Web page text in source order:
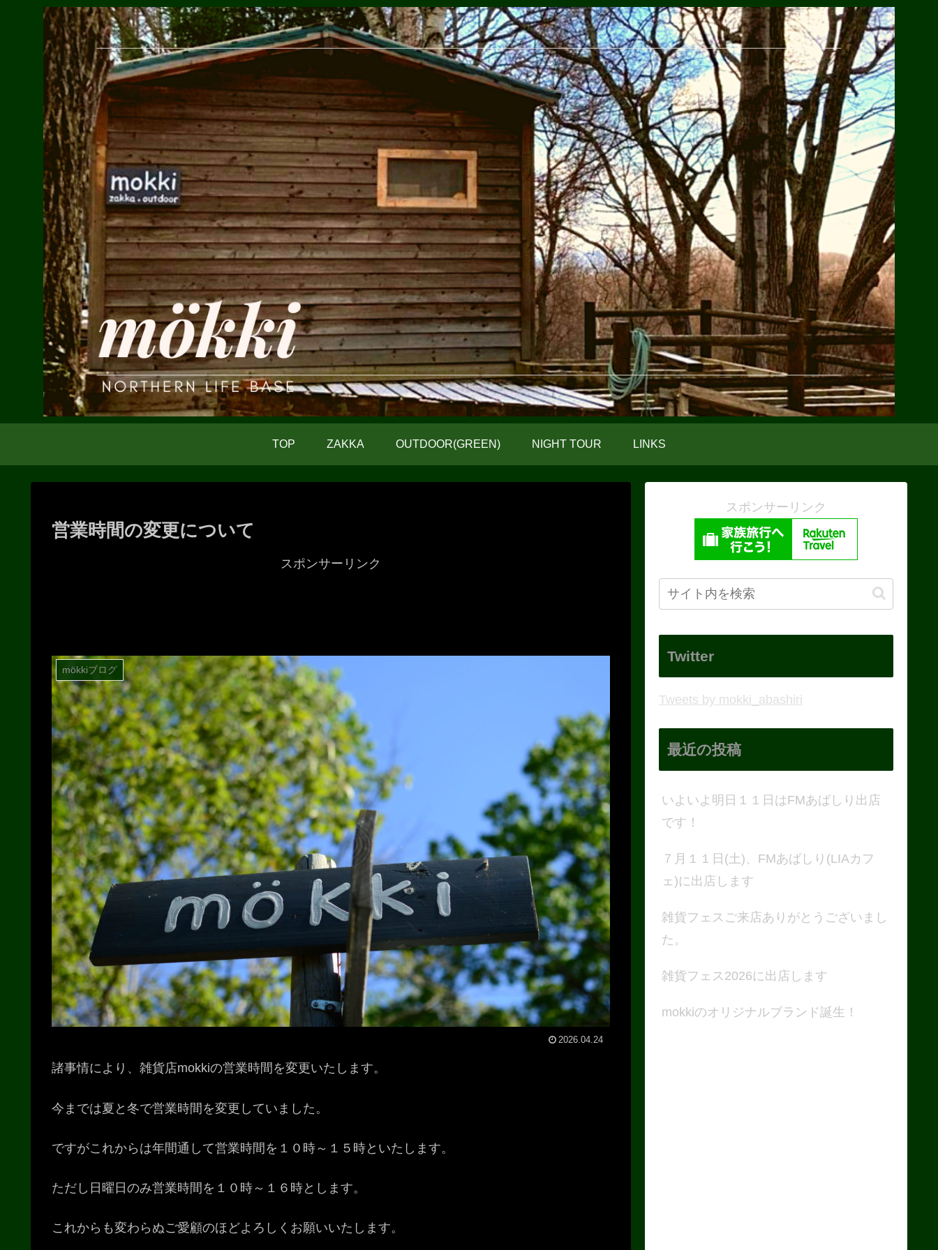
TOP ZAKKA OUTDOOR(GREEN) NIGHT TOUR LINKS
営業時間の変更について
スポンサーリンク
mökkiブログ
2026.04.24
諸事情により、雑貨店mokkiの営業時間を変更いたします。
今までは夏と冬で営業時間を変更していました。
ですがこれからは年間通して営業時間を１０時～１５時といたします。
ただし日曜日のみ営業時間を１０時～１６時とします。
これからも変わらぬご愛顧のほどよろしくお願いいたします。
スポンサーリンク
Twitter
Tweets by mokki_abashiri
最近の投稿
いよいよ明日１１日はFMあばしり出店
です！
７月１１日(土)、FMあばしり(LIAカフ
ェ)に出店します
雑貨フェスご来店ありがとうございまし
た。
雑貨フェス2026に出店します
mokkiのオリジナルブランド誕生！